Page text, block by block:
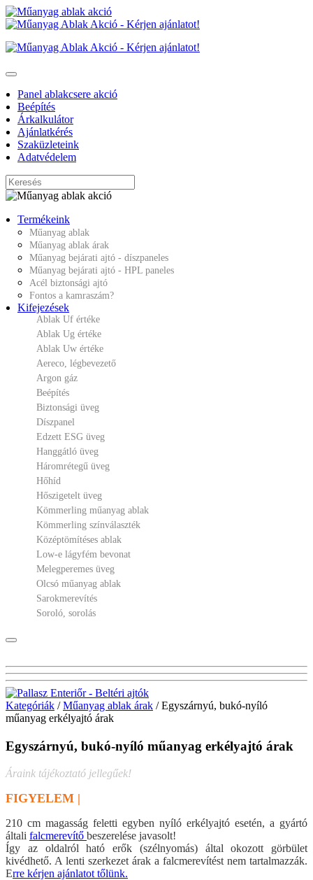
Panel ablakcsere akció
Beépítés
Árkalkulátor
Ajánlatkérés
Szaküzleteink
Adatvédelem
Termékeink
Műanyag ablak
Műanyag ablak árak
Műanyag bejárati ajtó - díszpaneles
Műanyag bejárati ajtó - HPL paneles
Acél biztonsági ajtó
Fontos a kamraszám?
Kifejezések
Ablak Uf értéke
Ablak Ug értéke
Ablak Uw értéke
Aereco, légbevezető
Argon gáz
Beépítés
Biztonsági üveg
Díszpanel
Edzett ESG üveg
Hanggátló üveg
Háromrétegű üveg
Hőhíd
Hőszigetelt üveg
Kömmerling műanyag ablak
Kömmerling színválaszték
Középtömítéses ablak
Low-e lágyfém bevonat
Melegperemes üveg
Olcsó műanyag ablak
Sarokmerevítés
Soroló, sorolás
Kategóriák /Műanyag ablak árak / Egyszárnyú, bukó-nyíló
műanyag erkélyajtó árak
Egyszárnyú, bukó-nyíló műanyag erkélyajtó árak
Áraink tájékoztató jellegűek!
FIGYELEM |
210 cm magasság feletti egyben nyíló erkélyajtó esetén, a gyártó
általi falcmerevítő beszerelése javasolt!
Így az oldalról ható erők (szélnyomás) által okozott görbület
kivédhető. A lenti szerkezet árak a falcmerevítést nem tartalmazzák.
Erre kérjen ajánlatot tőlünk.